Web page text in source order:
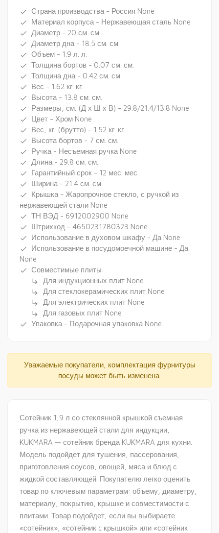
done Страна производства - Россия None
done Материал корпуса - Нержавеющая сталь None
done Диаметр - 20 см. см.
done Диаметр дна - 18.5 см. см.
done Объем - 1.9 л. л.
done Толщина бортов - 0.07 см. см.
done Толщина дна - 0.42 см. см.
done Вес - 1.62 кг. кг.
done Высота - 13.8 см. см.
done Размеры, см. (Д х Ш х В) - 29.8/21.4/13.8 None
done Цвет - Хром None
done Вес, кг. (брутто) - 1.52 кг. кг.
done Высота бортов - 7 см. см.
done Ручка - Несъемная ручка None
done Длина - 29.8 см. см.
done Гарантийный срок - 12 мес. мес.
done Ширина - 21.4 см. см.
done
Крышка - Жаропрочное стекло, с ручкой из
нержавеющей стали None
done ТН ВЭД - 6912002900 None
done Штрихкод - 4650231780323 None
done Использование в духовом шкафу - Да None
done
Использование в посудомоечной машине - Да
None
done Совместимые плиты:
subdirectory_arrow_right Для индукционных плит None
subdirectory_arrow_right Для стеклокерамических плит None
subdirectory_arrow_right Для электрических плит None
subdirectory_arrow_right Для газовых плит None
done Упаковка - Подарочная упаковка None
Уважаемые покупатели, комплектация фурнитуры
посуды может быть изменена.
Сотейник 1,9 л со стеклянной крышкой съемная
ручка из нержавеющей стали для индукции,
KUKMARA — сотейник бренда KUKMARA для кухни.
Модель подойдет для тушения, пассерования,
приготовления соусов, овощей, мяса и блюд с
жидкой составляющей. Покупателю легко оценить
товар по ключевым параметрам: объему, диаметру,
материалу, покрытию, крышке и совместимости с
плитами. Товар подойдет, если вы выбираете
«сотейник», «сотейник c крышкой» или «сотейник